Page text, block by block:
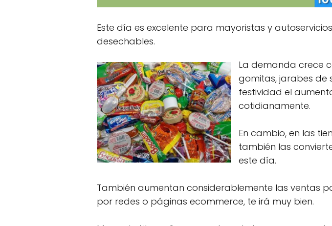
Este día es excelente para mayoristas y
desechables.
La demanda crece
gomitas, jarabes de
festividad el
cotidianamente.
En cambio, en las
también las
este día.
También aumentan considerablemente las ventas
por redes o páginas ecommerce, te irá muy bien.